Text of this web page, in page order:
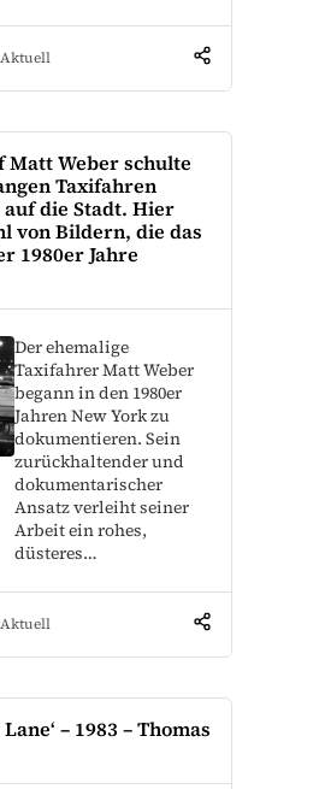
Matt Weber schulte
Taxifahren
die Stadt. Hier
von Bildern, die das
1980er Jahre
Der ehemalige
Taxifahrer Matt Weber
begann in den 1980er
Jahren New York zu
dokumentieren. Sein
zurückhaltender und
dokumentarischer
Ansatz verleiht seiner
Arbeit ein rohes,
düsteres…
– 1983 – Thomas